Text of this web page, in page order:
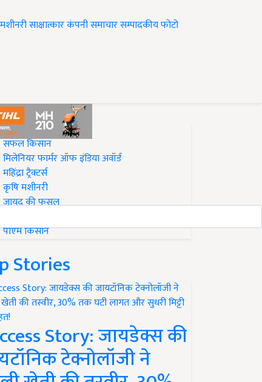
मशीनरीसाक्षात्कारकंपनी समाचारसम्पादकीयफोटो
on Krishi Jagran
सफल किसान
मिलेनियर फार्मर ऑफ इंडिया अवॉर्ड
महिंद्रा ट्रैक्टर्स
कृषि मशीनरी
जायद की फसल
पीएम किसान
Stories
Story: जायडेक्स की
टेक्नोलॉजी ने